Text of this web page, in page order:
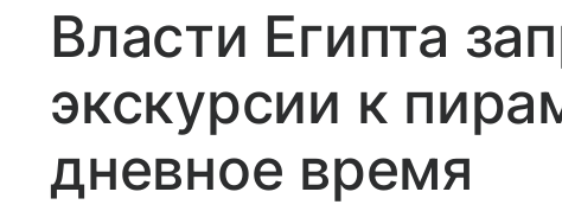
Власти Египта
экскурсии к
дневное время